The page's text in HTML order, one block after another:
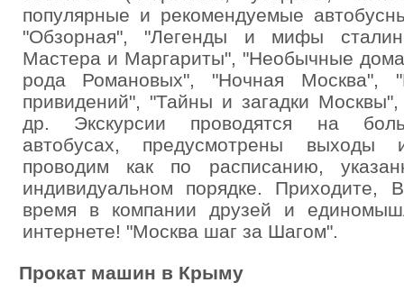
популярные и рекомендуемые
"Обзорная", "Легенды и мифы
Мастера и Маргариты", "Необычные
рода Романовых", "Ночная Москва",
привидений", "Тайны и загадки
др. Экскурсии проводятся на
автобусах, предусмотрены выходы
проводим как по расписанию,
индивидуальном порядке. Приходите,
время в компании друзей и
интернете! "Москва шаг за Шагом".
Прокат машин в Крыму